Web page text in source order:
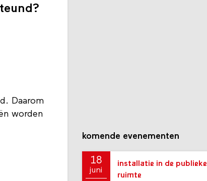
Daarom
worden
komende evenementen
18
juni
installatie in de publieke
ruimte